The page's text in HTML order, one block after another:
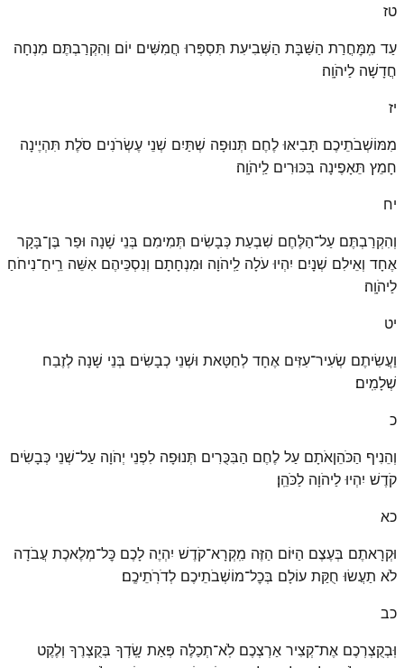
טז
עַד מִֽמׇּחֳרַת הַשַּׁבָּת הַשְּׁבִיעִת תִּסְפְּרוּ חֲמִשִּׁים יוֹם וְהִקְרַבְתֶּם מִנְחָה
חֲדָשָׁה לַיהֹוָֽה׃
יז
מִמּוֹשְׁבֹתֵיכֶם תָּבִיאּוּ לֶחֶם תְּנוּפָה שְׁתַּיִם שְׁנֵי עֶשְׂרֹנִים סֹלֶת תִּהְיֶינָה
חָמֵץ תֵּאָפֶינָה בִּכּוּרִים לַֽיהֹוָֽה׃
יח
וְהִקְרַבְתֶּם עַל־הַלֶּחֶם שִׁבְעַת כְּבָשִׂים תְּמִימִם בְּנֵי שָׁנָה וּפַר בֶּן־בָּקָר
אֶחָד וְאֵילִם שְׁנָיִם יִהְיוּ עֹלָה לַֽיהֹוָה וּמִנְחָתָם וְנִסְכֵּיהֶם אִשֵּׁה רֵֽיחַ־נִיחֹחַ
לַיהֹוָֽה׃
יט
וַעֲשִׂיתֶם שְׂעִיר־עִזִּים אֶחָד לְחַטָּאת וּשְׁנֵי כְבָשִׂים בְּנֵי שָׁנָה לְזֶבַח
שְׁלָמִֽים׃
כ
וְהֵנִיף הַכֹּהֵןאֹתָם עַל לֶחֶם הַבִּכֻּרִים תְּנוּפָה לִפְנֵי יְהֹוָה עַל־שְׁנֵי כְּבָשִׂים
קֹדֶשׁ יִהְיוּ לַיהֹוָה לַכֹּהֵֽן׃
כא
וּקְרָאתֶם בְּעֶצֶם הַיּוֹם הַזֶּה מִֽקְרָא־קֹדֶשׁ יִהְיֶה לָכֶם כׇּל־מְלֶאכֶת עֲבֹדָה
לֹא תַעֲשׂוּ חֻקַּת עוֹלָם בְּכׇל־מוֹשְׁבֹתֵיכֶם לְדֹרֹֽתֵיכֶֽם׃
כב
וּֽבְקֻצְרְכֶם אֶת־קְצִיר אַרְצְכֶם לֹֽא־תְכַלֶּה פְּאַת שָֽׂדְךָ בְּקֻצְרֶךָ וְלֶקֶט